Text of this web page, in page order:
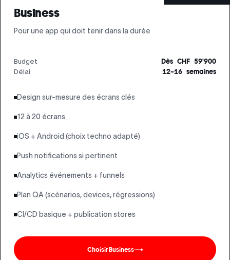
Business
Pour une app qui doit tenir dans la durée
Budget
Dès CHF 59'900
Délai
12–16 semaines
Design sur-mesure des écrans clés
12 à 20 écrans
iOS + Android (choix techno adapté)
Push notifications si pertinent
Analytics événements + funnels
Plan QA (scénarios, devices, régressions)
CI/CD basique + publication stores
Choisir Business⟶